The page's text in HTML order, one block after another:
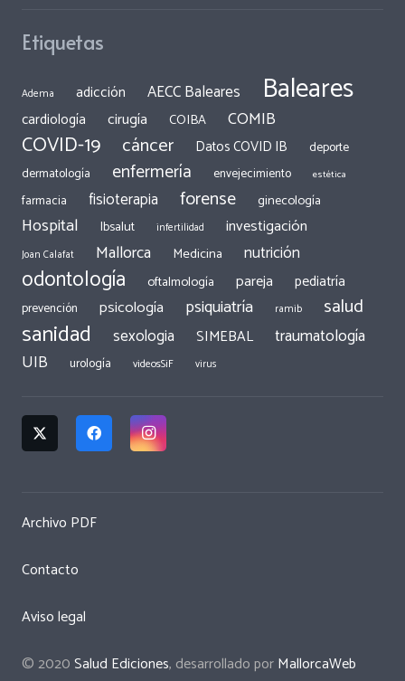
Etiquetas
Adema adicción AECC Baleares Baleares
cardiología cirugía COIBA COMIB
COVID-19 cáncer Datos COVID IB
deporte
dermatología
enfermería envejecimiento estética
farmacia fisioterapia forense ginecología
Hospital Ibsalut infertilidad investigación
Joan Calafat Mallorca Medicina nutrición
odontología oftalmología pareja pediatría
prevención psicología psiquiatría ramib salud
sanidad sexologia SIMEBAL traumatología
UIB urología videosSiF virus
Archivo PDF
Contacto
Aviso legal
© 2020Salud Ediciones, desarrollado porMallorcaWeb